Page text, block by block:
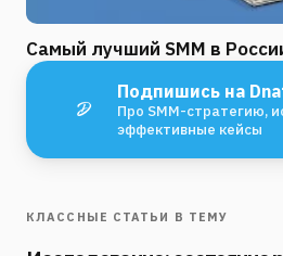
Самый лучший SMM в
Подпишись на
Про SMM-стратегию,
эффективные кейсы
КЛАССНЫЕ СТАТЬИ В ТЕМУ